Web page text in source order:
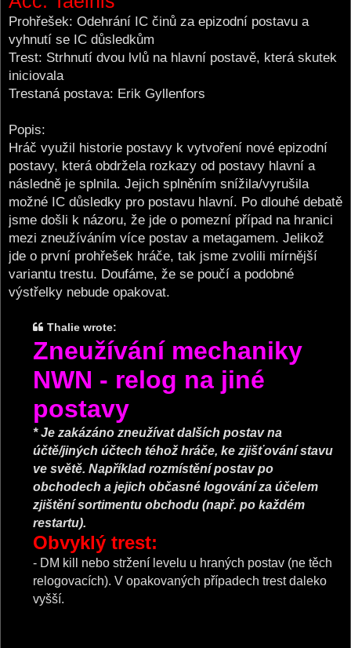
Prohřešek: Odehrání IC činů za epizodní postavu a
vyhnutí se IC důsledkům
Trest: Strhnutí dvou lvlů na hlavní postavě, která skutek
iniciovala
Trestaná postava: Erik Gyllenfors
Popis:
Hráč využil historie postavy k vytvoření nové epizodní
postavy, která obdržela rozkazy od postavy hlavní a
následně je splnila. Jejich splněním snížila/vyrušila
možné IC důsledky pro postavu hlavní. Po dlouhé debatě
jsme došli k názoru, že jde o pomezní případ na hranici
mezi zneužíváním více postav a metagamem. Jelikož
jde o první prohřešek hráče, tak jsme zvolili mírnější
variantu trestu. Doufáme, že se poučí a podobné
výstřelky nebude opakovat.
Thalie wrote:
Zneužívání mechaniky
NWN - relog na jiné
postavy
* Je zakázáno zneužívat dalších postav na
účtě/jiných účtech téhož hráče, ke zjišťování stavu
ve světě. Například rozmístění postav po
obchodech a jejich občasné logování za účelem
zjištění sortimentu obchodu (např. po každém
restartu).
Obvyklý trest:
- DM kill nebo stržení levelu u hraných postav (ne těch
relogovacích). V opakovaných případech trest daleko
vyšší.